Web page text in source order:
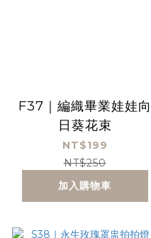
F37｜編織畢業娃娃向
日葵花束
NT$199
NT$250
加入購物車